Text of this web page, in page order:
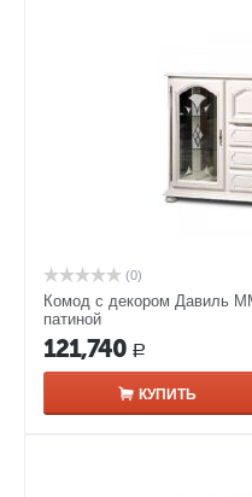
(0)
Комод с декором Давиль
патиной
121,740 Р
КУПИТЬ